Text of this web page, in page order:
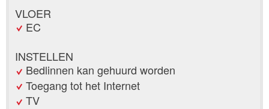
VLOER
EC
INSTELLEN
Bedlinnen kan gehuurd worden
Toegang tot het Internet
TV